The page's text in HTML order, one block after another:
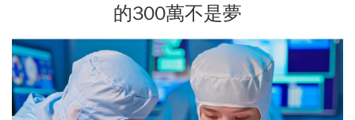
的300萬不是夢